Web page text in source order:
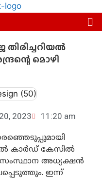
മൊഴി
2023 11:20 am
കാർഡ് കേസിൽ
സംസ്ഥാന അധ്യക്ഷൻ
ഇന്ന്